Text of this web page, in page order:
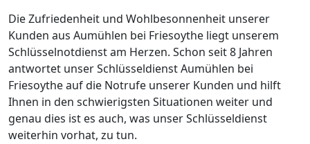
Die Zufriedenheit und Wohlbesonnenheit unserer
Kunden aus Aumühlen bei Friesoythe liegt unserem
Schlüsselnotdienst am Herzen. Schon seit 8 Jahren
antwortet unser Schlüsseldienst Aumühlen bei
Friesoythe auf die Notrufe unserer Kunden und hilft
Ihnen in den schwierigsten Situationen weiter und
genau dies ist es auch, was unser Schlüsseldienst
weiterhin vorhat, zu tun.